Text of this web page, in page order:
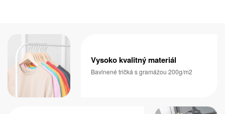
Vysoko kvalitný materiál
Bavlnené tričká s gramážou 200g/m2